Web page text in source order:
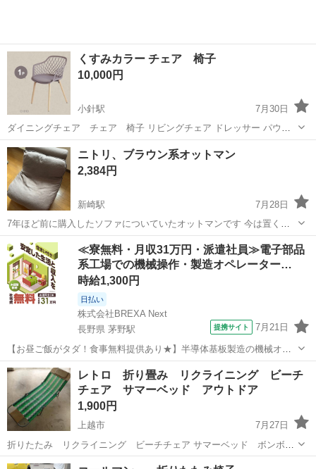
くすみカラー チェア 椅子
10,000円
小針駅
7月30日
ダイニングチェア チェア 椅子 リビングチェア ドレッサー パウダ
ールーム チェアの脚は天然木を使用しており、足裏はガタつき軽減ネ
ジ付きで、高さを微調整できます。 座面はメッシュ部分と同色のクッ
ション付き。 厚み約1.5ｃ...
新潟 新潟市 小針駅 椅子 材木
ニトリ、ブラウン系オットマン
2,384円
新崎駅
7月28日
7年ほど前に購入したソファについていたオットマンです 今は置く場
所がないため安くお譲りしたいと思います。ぬいぐるみつき🧸 【購入
時価格】不明ソファと一緒だったので単体では不明です。 【サイズ】
縦：55cm、横：55cm、...
新潟 新潟市 新崎駅 椅子
≪寮無料・月収31万円・派遣社員≫電子部品
系工場での機械操作・製造オペレーター…
時給1,300円
日払い
株式会社BREXA Next
長野県 茅野駅
提携サイト 7月21日
【お昼ご飯がタダ！食事無料提供あり★】半導体基板製造の機械オペ
レーターや検査作業！未経験活躍中★カップル＆友達同士の応募OK！
赴任旅費会社負担★嬉しい無料送迎◎正社員登用制度あり！マイカー
通勤OK！無料駐車場完備！《長野県茅...
長野 茅野市 茅野駅 その他
レトロ 折り畳み リクライニング ビーチ
チェア サマーベッド アウトドア
1,900円
上越市
7月27日
折りたたみ リクライニング ビーチチェア サマーベッド ボンボン
ベッド アウトドア 昭和レトロなビーチチェアいかがでしょうか 令和
新潟 上越市